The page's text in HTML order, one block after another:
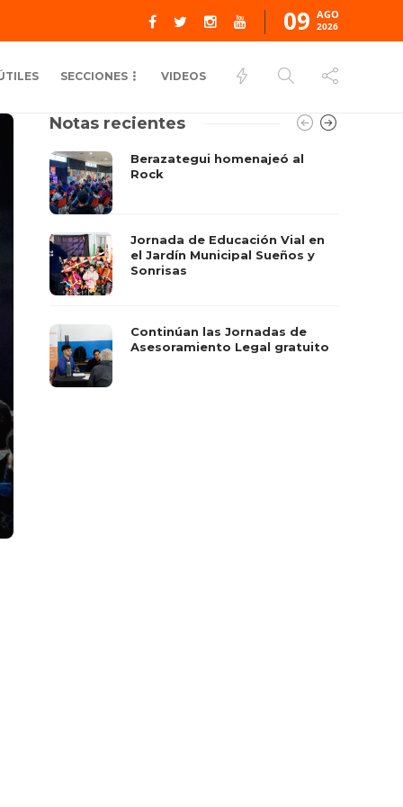
09 AGO
2026
SECCIONES VIDEOS
Notas recientes
Berazategui homenajeó al
Rock
Jornada de Educación Vial en
el Jardín Municipal Sueños y
Sonrisas
Continúan las Jornadas de
Asesoramiento Legal gratuito